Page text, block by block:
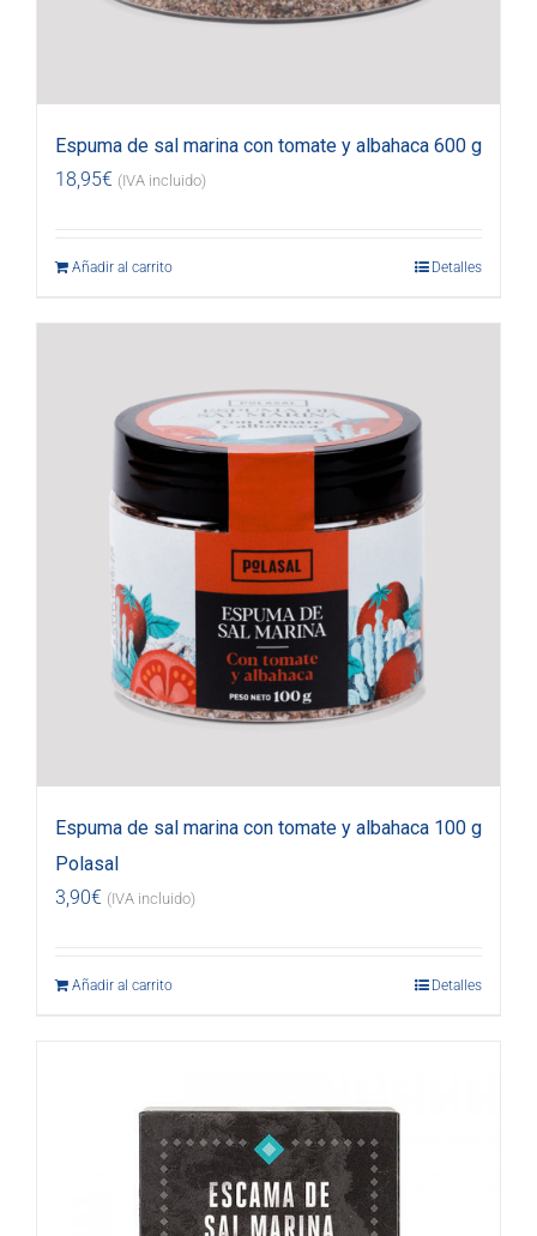
Espuma de sal marina con tomate y albahaca 600 g
18,95€ (IVA incluido)
Añadir al carrito Detalles
Espuma de sal marina con tomate y albahaca 100 g
Polasal
3,90€ (IVA incluido)
Añadir al carrito Detalles